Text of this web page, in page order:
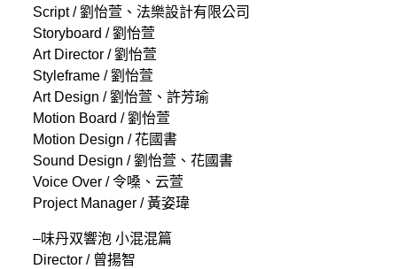
Script / 劉怡萱、法樂設計有限公司
Storyboard / 劉怡萱
Art Director / 劉怡萱
Styleframe / 劉怡萱
Art Design / 劉怡萱、許芳瑜
Motion Board / 劉怡萱
Motion Design / 花國書
Sound Design / 劉怡萱、花國書
Voice Over / 令嗓、云萱
Project Manager / 黃姿瑋
–味丹双響泡 小混混篇
Director / 曾揚智